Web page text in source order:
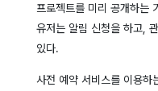
프로젝트를 미리 공개하는
유저는 알림 신청을 하고,
있다.
사전 예약 서비스를 이용